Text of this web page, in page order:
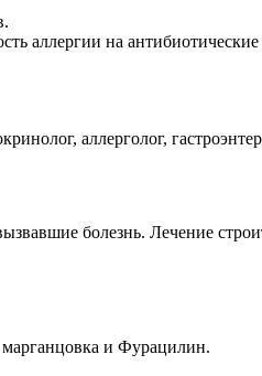
аллергии на антибиотические
аллерголог,
болезнь. Лечение
и Фурацилин.